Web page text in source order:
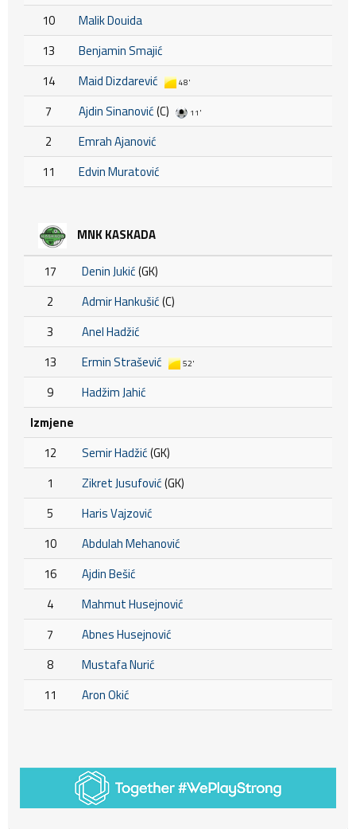
10
Malik Douida
13
Benjamin Smajić
14
Maid Dizdarević 48'
7 Ajdin Sinanović(C) 11'
2
Emrah Ajanović
11
Edvin Muratović
MNK KASKADA
17 Denin Jukić(GK)
2
Admir Hankušić(C)
3
Anel Hadžić
13
Ermin Strašević 52'
9
Hadžim Jahić
Izmjene
12
Semir Hadžić(GK)
1
Zikret Jusufović(GK)
5
Haris Vajzović
10
Abdulah Mehanović
16
Ajdin Bešić
4
Mahmut Husejnović
7
Abnes Husejnović
8
Mustafa Nurić
11
Aron Okić